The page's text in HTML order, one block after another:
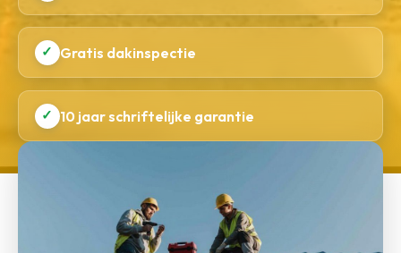
✓ Gratis dakinspectie
✓ 10 jaar schriftelijke garantie